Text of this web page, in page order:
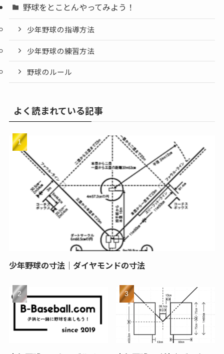
野球をとことんやってみよう！
少年野球の指導方法
少年野球の練習方法
野球のルール
よく読まれている記事
少年野球の寸法｜ダイヤモンドの寸法